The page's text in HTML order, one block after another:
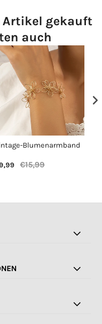
Artikel gekauft
auch
Blumenarmband
€15,99